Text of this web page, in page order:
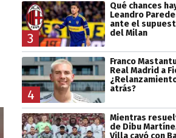
3
Qué chances
Leandro
ante el
del Milan
4
Franco
Real Madrid a
atrás?
Mientras
de Dibu
Villa cayó con